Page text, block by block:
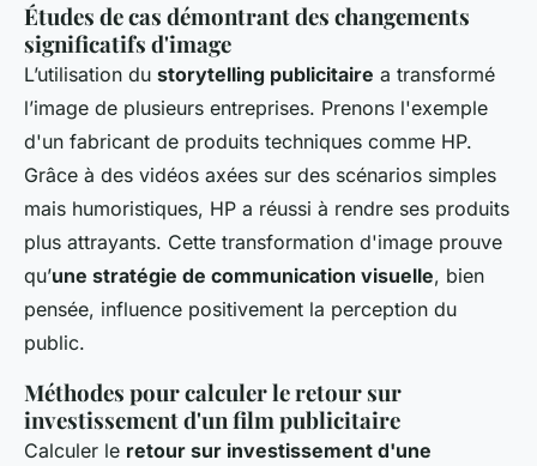
Études de cas démontrant des changements
significatifs d'image
L’utilisation du storytelling publicitaire a transformé
l’image de plusieurs entreprises. Prenons l'exemple
d'un fabricant de produits techniques comme HP.
Grâce à des vidéos axées sur des scénarios simples
mais humoristiques, HP a réussi à rendre ses produits
plus attrayants. Cette transformation d'image prouve
qu’une stratégie de communication visuelle, bien
pensée, influence positivement la perception du
public.
Méthodes pour calculer le retour sur
investissement d'un film publicitaire
Calculer le retour sur investissement d'une